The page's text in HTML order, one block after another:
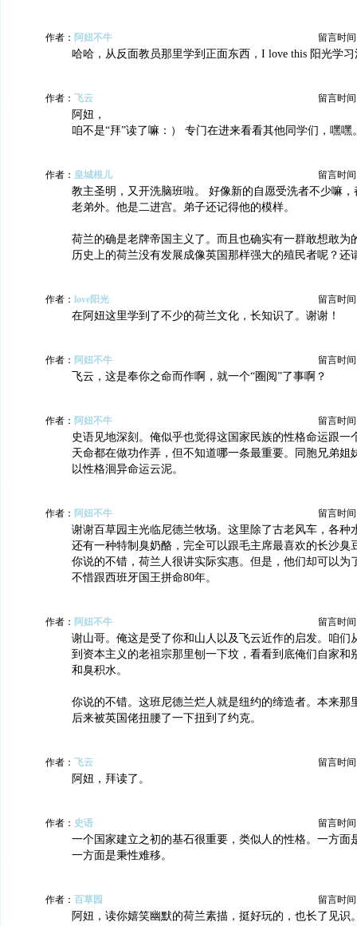
作者： 阿妞不牛 留言时间
哈哈，从反面教员那里学到正面东西，I love this 阳光学习
作者： 飞云 留言时间
阿妞，
咱不是“拜”读了嘛：） 专门在进来看看其他同学们，嘿嘿
作者： 皇城根儿 留言时间
教主圣明，又开洗脑班啦。 好像新的自愿受洗者不少嘛
老弟外。他是二进宫。弟子还记得他的模样。
荷兰的确是老牌帝国主义了。而且也确实有一群敢想敢为
历史上的荷兰没有发展成像英国那样强大的殖民者呢？还
作者： love阳光 留言时间
在阿妞这里学到了不少的荷兰文化，长知识了。谢谢！
作者： 阿妞不牛 留言时间
飞云，这是奉你之命而作啊，就一个“圈阅”了事啊？
作者： 阿妞不牛 留言时间
史语见地深刻。俺似乎也觉得这国家民族的性格命运跟一
天命都在做功作弄，但不知道哪一条最重要。同胞兄弟姐
以性格洄异命运云泥。
作者： 阿妞不牛 留言时间
谢谢百草园主光临尼德兰牧场。这里除了古老风车，各种
还有一种特制臭奶酪，完全可以跟毛主席最喜欢的长沙臭
你说的不错，荷兰人很讲实际实惠。但是，他们却可以为
不惜跟西班牙国王拼命80年。
作者： 阿妞不牛 留言时间
谢山哥。俺这是受了你和山人以及飞云近作的启发。咱们
到资本主义的老祖宗那里刨一下坟，看看到底俺们自家和
和臭积水。
你说的不错。这班尼德兰烂人就是纽约的缔造者。本来那
后来被英国佬扭腰了一下扭到了约克。
作者： 飞云 留言时间
阿妞，拜读了。
作者： 史语 留言时间
一个国家建立之初的基石很重要，类似人的性格。一方面
一方面是秉性难移。
作者： 百草园 留言时间
阿妞，读你嬉笑幽默的荷兰素描，挺好玩的，也长了见识